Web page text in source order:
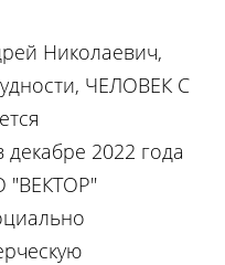
Николаевич,
ЧЕЛОВЕК С
2022 года
"ВЕКТОР"